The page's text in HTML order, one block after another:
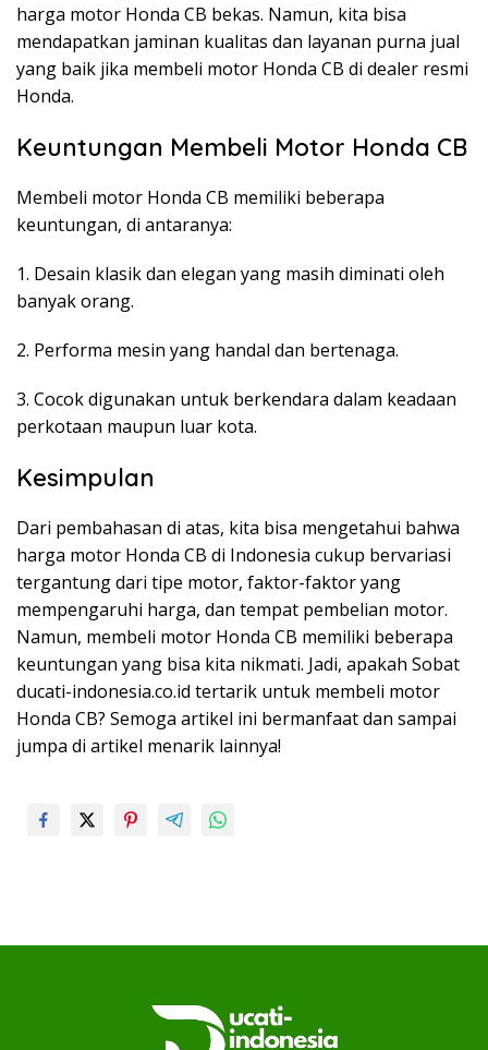
harga motor Honda CB bekas. Namun, kita bisa
mendapatkan jaminan kualitas dan layanan purna jual
yang baik jika membeli motor Honda CB di dealer resmi
Honda.
Keuntungan Membeli Motor Honda CB
Membeli motor Honda CB memiliki beberapa
keuntungan, di antaranya:
1. Desain klasik dan elegan yang masih diminati oleh
banyak orang.
2. Performa mesin yang handal dan bertenaga.
3. Cocok digunakan untuk berkendara dalam keadaan
perkotaan maupun luar kota.
Kesimpulan
Dari pembahasan di atas, kita bisa mengetahui bahwa
harga motor Honda CB di Indonesia cukup bervariasi
tergantung dari tipe motor, faktor-faktor yang
mempengaruhi harga, dan tempat pembelian motor.
Namun, membeli motor Honda CB memiliki beberapa
keuntungan yang bisa kita nikmati. Jadi, apakah Sobat
ducati-indonesia.co.id tertarik untuk membeli motor
Honda CB? Semoga artikel ini bermanfaat dan sampai
jumpa di artikel menarik lainnya!